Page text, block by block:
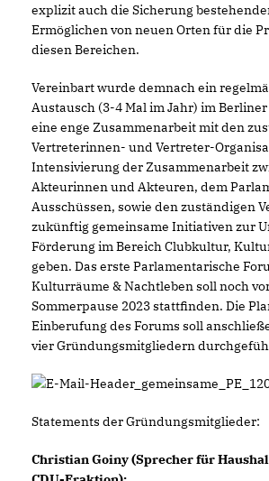
explizit auch die Sicherung
Ermöglichen von neuen Orten für die
diesen Bereichen.
Vereinbart wurde demnach ein
Austausch (3-4 Mal im Jahr) im
eine enge Zusammenarbeit mit den
Vertreterinnen- und Vertreter-
Intensivierung der Zusammenarbeit
Akteurinnen und Akteuren, dem
Ausschüssen, sowie den zuständigen
zukünftig gemeinsame Initiativen zur
Förderung im Bereich Clubkultur,
geben. Das erste Parlamentarische
Kulturräume & Nachtleben soll noch
Sommerpause 2023 stattfinden. Die
Einberufung des Forums soll
vier Gründungsmitgliedern
Statements der Gründungsmitglieder:
Christian Goiny (Sprecher für